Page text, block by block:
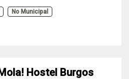
No Municipal
Hostel Burgos